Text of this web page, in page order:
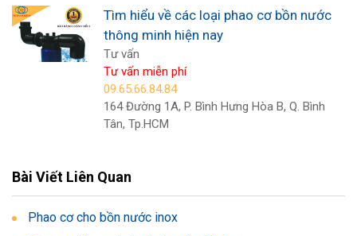
Tìm hiểu về các loại phao cơ bồn nước
thông minh hiện nay
Tư vấn
Tư vấn miễn phí
09.65.66.84.84
164 Đường 1A, P. Bình Hưng Hòa B, Q. Bình
Tân, Tp.HCM
Bài Viết Liên Quan
Phao cơ cho bồn nước inox